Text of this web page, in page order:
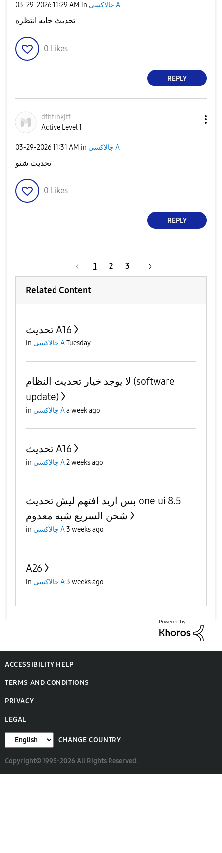
‎03-29-202611:29 AM in جالاكسى A
تحديث جايه انتظره
0 Likes
REPLY
dfhtrhkjff
Active Level 1
‎03-29-202611:31 AM in جالاكسى A
تحديث شنو
0 Likes
REPLY
1 2 3
Related Content
تحديث A16
in جالاكسى ATuesday
لا يوجد خيار تحديث النظام (software
update)
in جالاكسى Aa week ago
تحديث A16
in جالاكسى A2 weeks ago
بس اريد افتهم ليش تحديث one ui 8.5
شحن السريع شبه معدوم
in جالاكسى A3 weeks ago
A26
in جالاكسى A3 weeks ago
ACCESSIBILITY HELP
TERMS AND CONDITIONS
PRIVACY
LEGAL
CHANGE COUNTRY
Copyright© 1995-2026 All Rights Reserved.